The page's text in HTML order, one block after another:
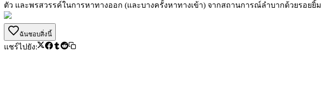
ตัว และพรสวรรค์ในการหาทางออก (และบางครั้งหาทางเข้า) จากสถานการณ์ลำบากด้วยรอยยิ้ม
ฉันชอบสิ่งนี้
แชร์ไปยัง: